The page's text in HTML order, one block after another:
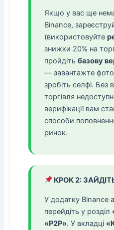
Якщо у вас ще
Binance,
(використовуйте
знижки 20% на
пройдіть базову
— завантажте
зробіть селфі. Без
торгівля
верифікації вам
способи
ринок.
КРОК 2:
У додатку Binance
перейдіть у розділ
«P2P». У вкладці